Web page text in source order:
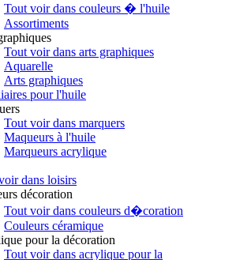
Tout voir dans couleurs � l'huile
Assortiments
Tout voir dans arts graphiques
Aquarelle
Arts graphiques
pour l'huile
Tout voir dans marquers
Maqueurs à l'huile
Marqueurs acrylique
dans loisirs
décoration
Tout voir dans couleurs d�coration
Couleurs céramique
pour la décoration
Tout voir dans acrylique pour la